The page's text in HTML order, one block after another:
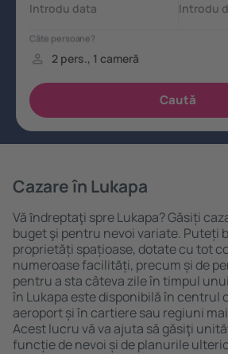
Cazare în Lukapa
Vă ȋndreptaţi spre Lukapa? Găsiți
buget şi pentru nevoi variate. Puteți
proprietăți spațioase, dotate cu tot
numeroase facilități, precum și de
pentru a sta câteva zile în timpul
în Lukapa este disponibilă în centrul
aeroport și în cartiere sau regiuni
Acest lucru vă va ajuta să găsiţi
funcție de nevoi și de planurile